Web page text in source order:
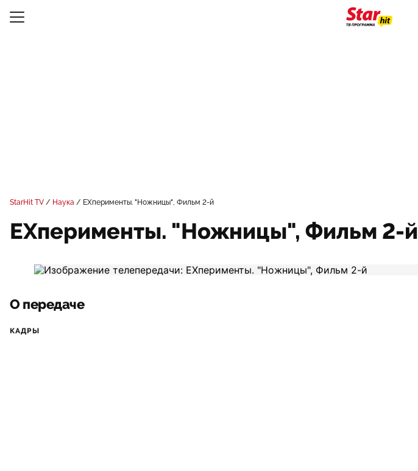
StarHit TV Наука EXперименты. "Ножницы", Фильм 2-й
EXперименты. "Ножницы", Фильм 2-й
О передаче
КАДРЫ